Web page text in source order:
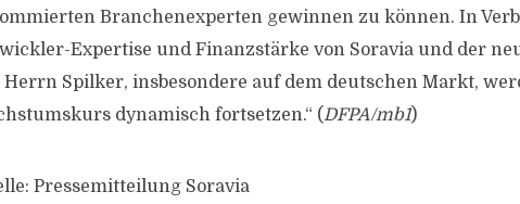
Branchenexperten gewinnen zu können. In
Expertise und Finanzstärke von Soravia und der
Herrn Spilker, insbesondere auf dem deutschen Markt,
dynamisch fortsetzen.“ (DFPA/mb1)
Pressemitteilung Soravia